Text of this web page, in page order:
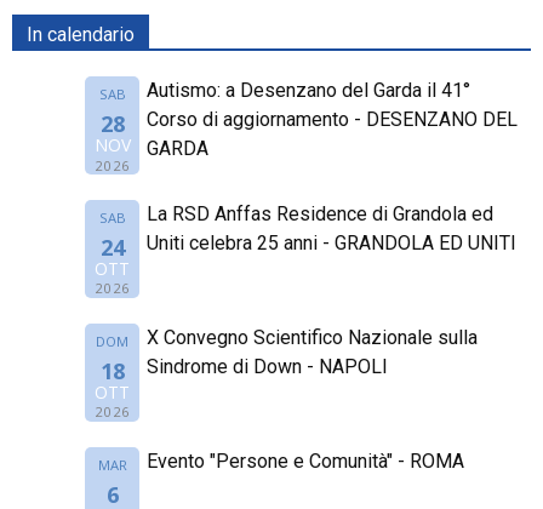
In calendario
SAB
28
NOV
2026
Autismo: a Desenzano del Garda il 41°
Corso di aggiornamento - DESENZANO DEL
GARDA
SAB
24
OTT
2026
La RSD Anffas Residence di Grandola ed
Uniti celebra 25 anni - GRANDOLA ED UNITI
DOM
18
OTT
2026
X Convegno Scientifico Nazionale sulla
Sindrome di Down - NAPOLI
MAR
6
Evento "Persone e Comunità" - ROMA